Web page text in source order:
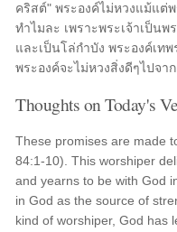
คริสต์" พระองค์ไม่หวงแม้แต่
ทำไมละ เพราะพระเจ้าเป็นพ
และเป็นโล่กำบัง พระองค์เท
พระองค์จะไม่หวงสิ่งดีๆไปจา
Thoughts on Today's
These promises are made
84:1-10). This worshiper
and yearns to be with God
in God as the source of
kind of worshiper, God has